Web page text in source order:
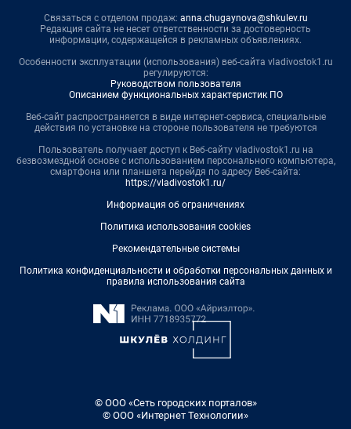
Связаться с отделом продаж: anna.chugaynova@shkulev.ru
Редакция сайта не несет ответственности за достоверность
информации, содержащейся в рекламных объявлениях.
Особенности эксплуатации (использования) веб-сайта vladivostok1.ru
регулируются:
Руководством пользователя
Описанием функциональных характеристик ПО
Веб-сайт распространяется в виде интернет-сервиса, специальные
действия по установке на стороне пользователя не требуются
Пользователь получает доступ к Веб-сайту vladivostok1.ru на
безвозмездной основе с использованием персонального компьютера,
смартфона или планшета перейдя по адресу Веб-сайта:
https://vladivostok1.ru/
Информация об ограничениях
Политика использования cookies
Рекомендательные системы
Политика конфиденциальности и обработки персональных данных и
правила использования сайта
© ООО «Сеть городских порталов»
© ООО «Интернет Технологии»